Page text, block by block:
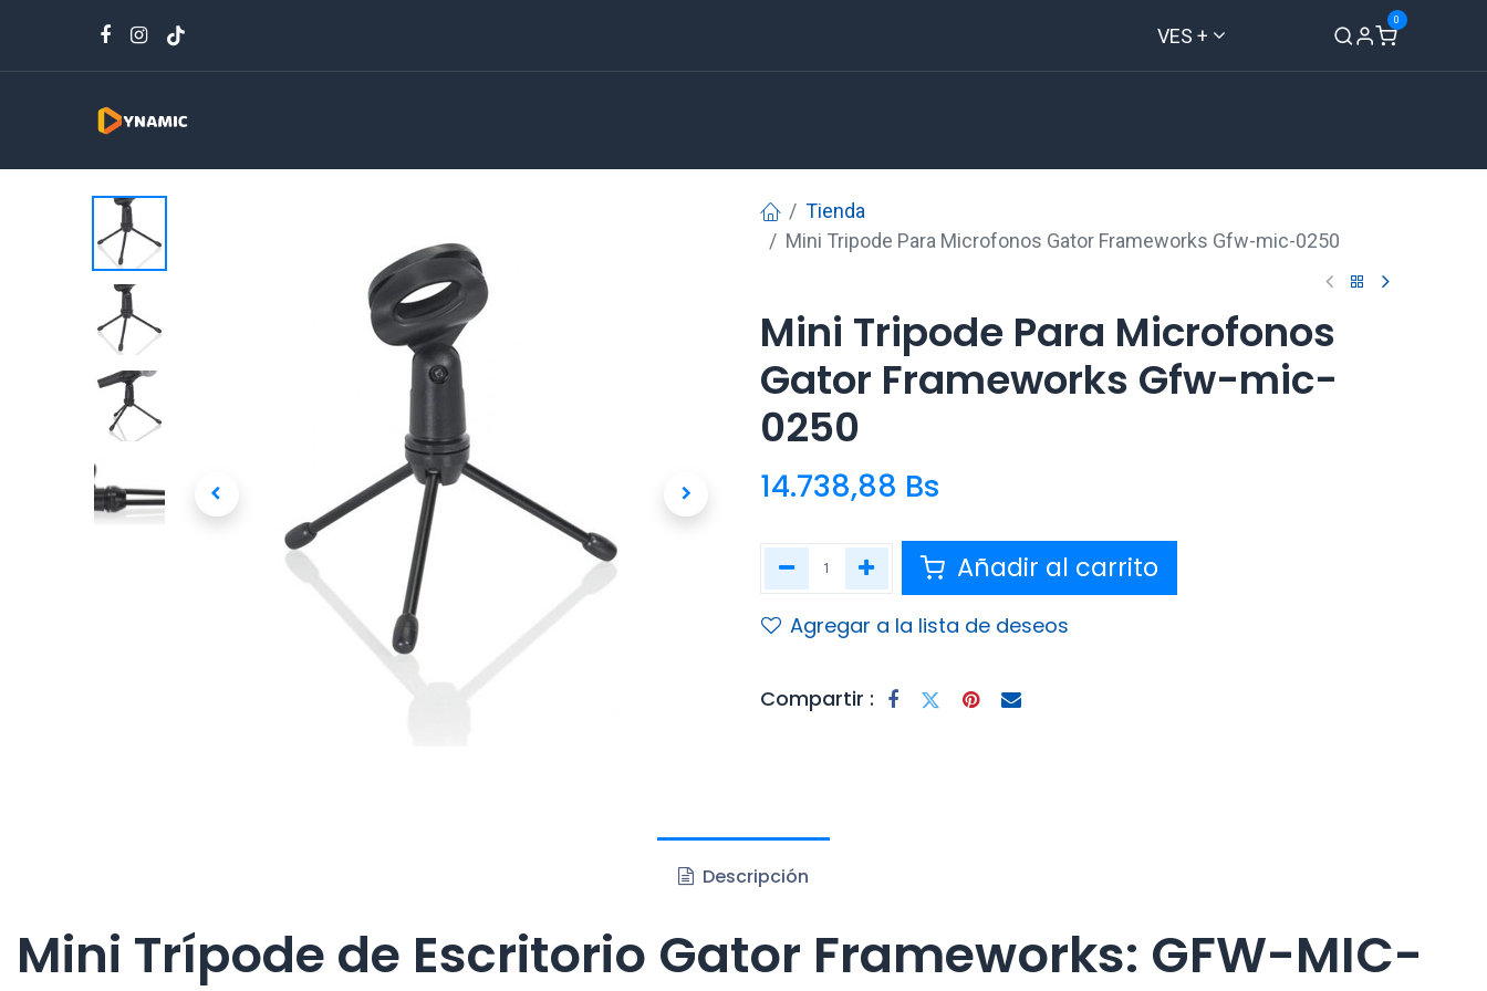
VES +
0
Tienda
Mini Tripode Para Microfonos Gator Frameworks Gfw-mic-0250
Mini Tripode Para Microfonos
Gator Frameworks Gfw-mic-
0250
14.738,88 Bs
Añadir al carrito
Agregar a la lista de deseos
Compartir :
Descripción
Mini Trípode de Escritorio Gator Frameworks: GFW-MIC-